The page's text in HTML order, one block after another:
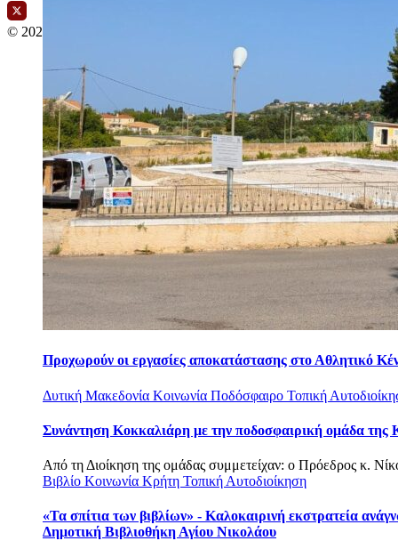
Προχωρούν οι εργασίες αποκατάστασης στο Αθλητικό
Δυτική Μακεδονία Κοινωνία Ποδόσφαιρο Τοπική
Συνάντηση Κοκκαλιάρη με την ποδοσφαιρική ομάδα της
Από τη Διοίκηση της ομάδας συμμετείχαν: o Πρόεδρος κ.
Βιβλίο Κοινωνία Κρήτη Τοπική Αυτοδιοίκηση
«Τα σπίτια των βιβλίων» - Καλοκαιρινή εκστρατεία
Δημοτική Βιβλιοθήκη Αγίου Νικολάου
© 2026